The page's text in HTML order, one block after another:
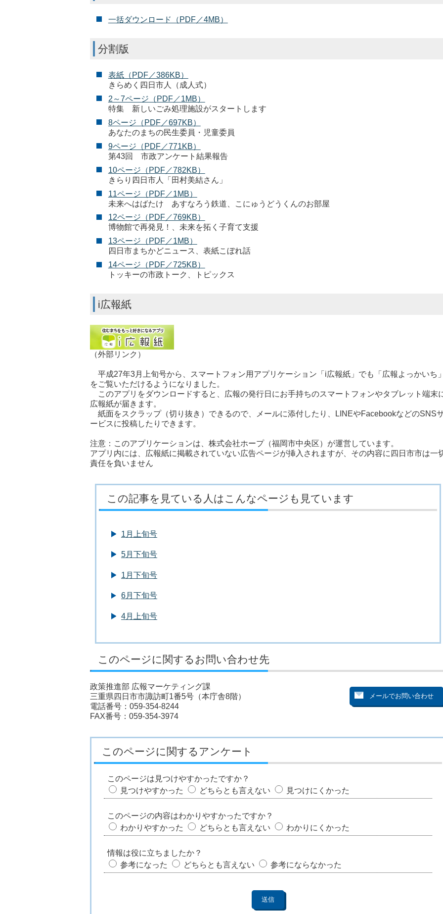
一括ダウンロード（PDF／4MB）
分割版
表紙（PDF／386KB）
きらめく四日市人（成人式）
2～7ページ（PDF／1MB）
特集 新しいごみ処理施設がスタートします
8ページ（PDF／697KB）
あなたのまちの民生委員・児童委員
9ページ（PDF／771KB）
第43回 市政アンケート結果報告
10ページ（PDF／782KB）
きらり四日市人「田村美結さん」
11ページ（PDF／1MB）
未来へはばたけ あすなろう鉄道、こにゅうどうくんのお部屋
12ページ（PDF／769KB）
博物館で再発見！、未来を拓く子育て支援
13ページ（PDF／1MB）
四日市まちかどニュース、表紙こぼれ話
14ページ（PDF／725KB）
トッキーの市政トーク、トピックス
i広報紙
（外部リンク）
平成27年3月上旬号から、スマートフォン用アプリケーション「i広報紙」でも「広報よっかいち」
をご覧いただけるようになりました。
このアプリをダウンロードすると、広報の発行日にお手持ちのスマートフォンやタブレット端末
広報紙が届きます。
紙面をスクラップ（切り抜き）できるので、メールに添付したり、LINEやFacebookなどのSNS
ービスに投稿したりできます。
注意：このアプリケーションは、株式会社ホープ（福岡市中央区）が運営しています。
アプリ内には、広報紙に掲載されていない広告ページが挿入されますが、その内容に四日市市は一
責任を負いません
この記事を見ている人はこんなページも見ています
1月上旬号
5月下旬号
1月下旬号
6月下旬号
4月上旬号
このページに関するお問い合わせ先
政策推進部 広報マーケティング課
三重県四日市市諏訪町1番5号（本庁舎8階）
電話番号：059-354-8244
FAX番号：059-354-3974
このページに関するアンケート
このページは見つけやすかったですか？
見つけやすかった
どちらとも言えない 見つけにくかった
このページの内容はわかりやすかったですか？
わかりやすかった
どちらとも言えない わかりにくかった
情報は役に立ちましたか？
参考になった
どちらとも言えない 参考にならなかった